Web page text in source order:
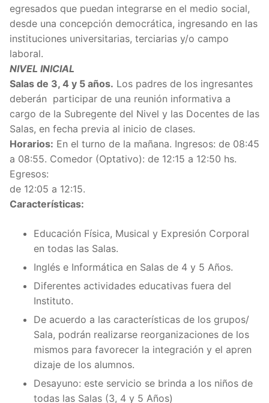
egresados que puedan integrarse en el medio social,
desde una concepción democrática, ingresando en las
instituciones universitarias, terciarias y/o campo
laboral.
NIVEL INICIAL
Salas de 3, 4 y 5 años. Los padres de los ingresantes
deberán participar de una reunión informativa a
cargo de la Subregente del Nivel y las Docentes de las
Salas, en fecha previa al inicio de clases.
Horarios: En el turno de la mañana. Ingresos: de 08:45
a 08:55. Comedor (Optativo): de 12:15 a 12:50 hs.
Egresos:
de 12:05 a 12:15.
Características:
Educación Física, Musical y Expresión Corporal
en todas las Salas.
Inglés e Informática en Salas de 4 y 5 Años.
Diferentes actividades educativas fuera del
Instituto.
De acuerdo a las características de los grupos/
Sala, podrán realizarse reorganizaciones de los
mismos para favorecer la integración y el apren
dizaje de los alumnos.
Desayuno: este servicio se brinda a los niños de
todas las Salas (3, 4 y 5 Años)